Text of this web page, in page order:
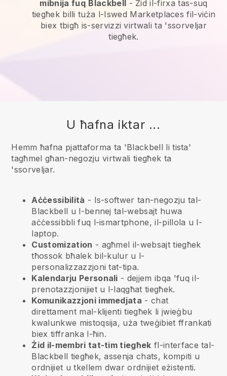
mibnija fuq Blackbell - Żid il-firxa tas-suq
tiegħek billi tuża l-Iswed Marketplaces fil-viċin
biex tbigħ is-servizzi virtwali ta 'ssorveljar
tiegħek.
U ħafna iktar ...
Hemm ħafna pjattaforma ta 'Blackbell li tista'
tagħmel għan-negozju virtwali tiegħek ta
'ssorveljar.
Aċċessibilità - Is-softwer tan-negozju tal-
Blackbell u l-bennej tal-websajt huwa
aċċessibbli fuq l-ismartphone, il-pillola u l-
laptop.
Customization - agħmel il-websajt tiegħek
tħossok bħalek bil-kulur u l-
personalizzazzjoni tat-tipa.
Kalendarju Personali - dejjem ibqa 'fuq il-
prenotazzjonijiet u l-laqgħat tiegħek.
Komunikazzjoni immedjata - chat
direttament mal-klijenti tiegħek li jwieġbu
kwalunkwe mistoqsija, uża tweġibiet ffrankati
biex tiffranka l-ħin.
Żid il-membri tat-tim tiegħek fl-interface tal-
Blackbell tiegħek, assenja chats, kompiti u
ordnijiet u tkellem dwar ordnijiet eżistenti.